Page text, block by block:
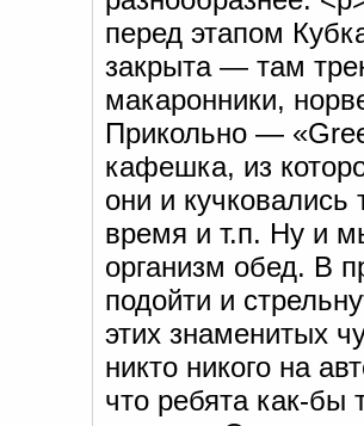
перед этапом
закрыта — там
макаронники,
Прикольно —
кафешка, из
они и
время и т.п. Ну и
организм обед. В
подойти и
этих знаменитых
никто никого на
что ребята как-бы